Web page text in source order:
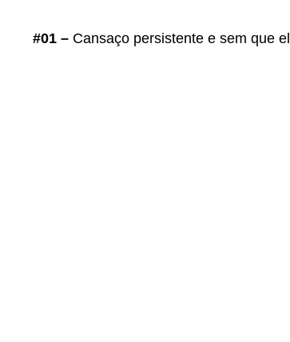
#01 –Cansaço persistente e sem que